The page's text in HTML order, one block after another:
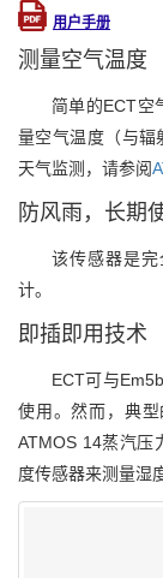
用户手册
测量空气温度
简单的ECT空
量空气温度（与辐
天气监测，请参阅
防风雨，长期
该传感器是
计。
即插即用技术
ECT可与
使用。然而，典
ATMOS 14蒸汽压
度传感器来测量湿